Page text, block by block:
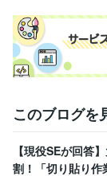
ビジネス・ク
Excel:10年Google
Adobe XD:3年
このブログを
【現役SEが回答
割！「切り貼り作